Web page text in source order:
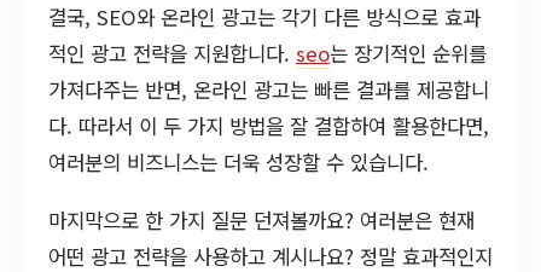
결국, SEO와 온라인 광고는 각기 다른 방식으로 효과
적인 광고 전략을 지원합니다. seo는 장기적인 순위를
가져다주는 반면, 온라인 광고는 빠른 결과를 제공합니
다. 따라서 이 두 가지 방법을 잘 결합하여 활용한다면,
여러분의 비즈니스는 더욱 성장할 수 있습니다.
마지막으로 한 가지 질문 던져볼까요? 여러분은 현재
어떤 광고 전략을 사용하고 계시나요? 정말 효과적인지